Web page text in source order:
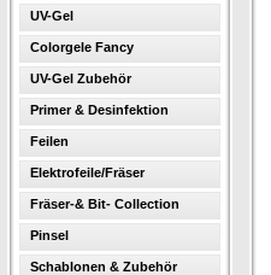
UV-Gel
Colorgele Fancy
UV-Gel Zubehör
Primer & Desinfektion
Feilen
Elektrofeile/Fräser
Fräser-& Bit- Collection
Pinsel
Schablonen & Zubehör